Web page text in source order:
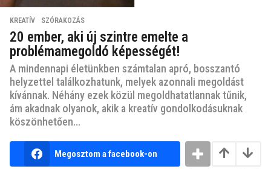
KREATÍV ,SZÓRAKOZÁS
20 ember, aki új szintre emelte a
problémamegoldó képességét!
A mindennapi életünkben számtalan apró, bosszantó
helyzettel találkozhatunk, melyek azonnali megoldást
kívánnak. Néhány ezek közül megoldhatatlannak tűnik,
ám akadnak olyanok, akik a kreatív gondolkodásuknak
köszönhetően...
Megosztom a facebook-on